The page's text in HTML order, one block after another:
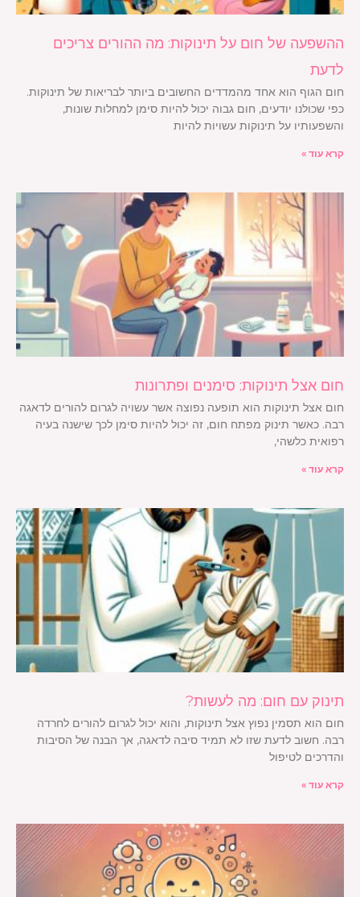
ההשפעה של חום על תינוקות: מה ההורים צריכים
לדעת
חום הגוף הוא אחד מהמדדים החשובים ביותר לבריאות של תינוקות.
כפי שכולנו יודעים, חום גבוה יכול להיות סימן למחלות שונות,
והשפעותיו על תינוקות עשויות להיות
קרא עוד »
חום אצל תינוקות: סימנים ופתרונות
חום אצל תינוקות הוא תופעה נפוצה אשר עשויה לגרום להורים לדאגה
רבה. כאשר תינוק מפתח חום, זה יכול להיות סימן לכך שישנה בעיה
רפואית כלשהי,
קרא עוד »
תינוק עם חום: מה לעשות?
חום הוא תסמין נפוץ אצל תינוקות, והוא יכול לגרום להורים לחרדה
רבה. חשוב לדעת שזו לא תמיד סיבה לדאגה, אך הבנה של הסיבות
והדרכים לטיפול
קרא עוד »